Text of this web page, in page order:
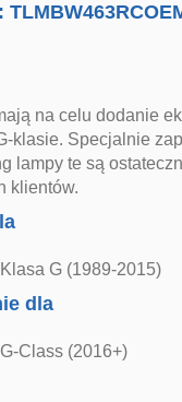
na celu dodanie
klasie. Specjalnie
lampy te są
klientów.
G (1989-2015)
dla
Class (2016+)